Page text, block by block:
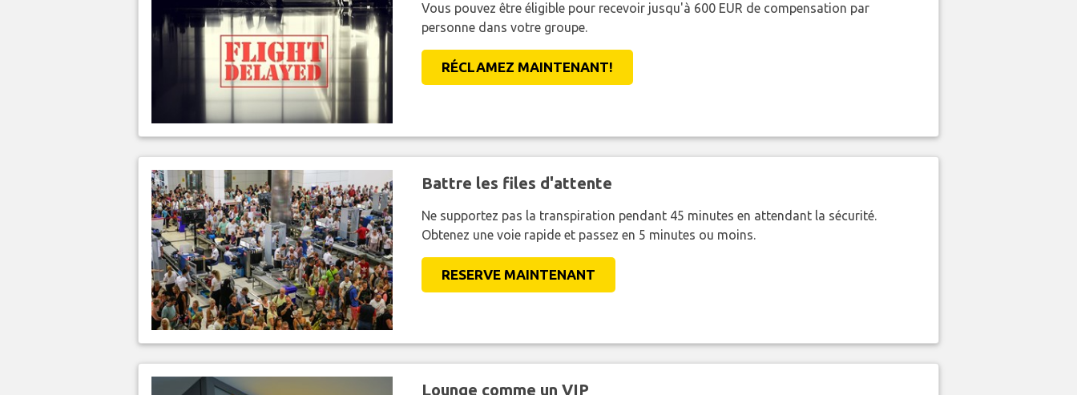
Vous pouvez être éligible pour recevoir jusqu'à 600 EUR de compensation par
personne dans votre groupe.
RÉCLAMEZ MAINTENANT!
Battre les files d'attente
Ne supportez pas la transpiration pendant 45 minutes en attendant la sécurité.
Obtenez une voie rapide et passez en 5 minutes ou moins.
RESERVE MAINTENANT
Lounge comme un VIP